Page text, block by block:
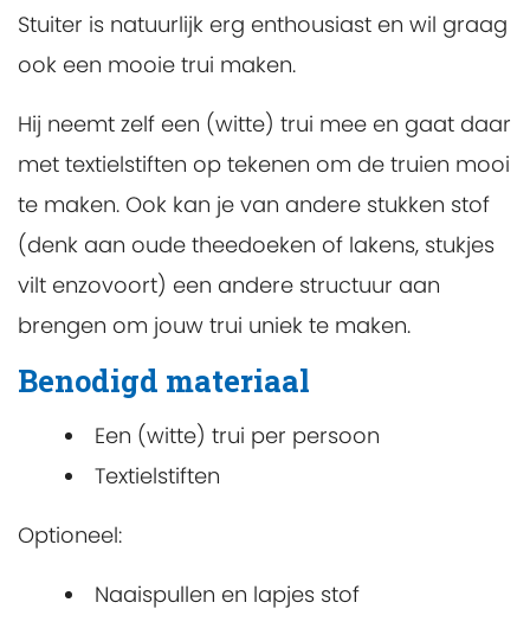
Stuiter is natuurlijk erg enthousiast en wil graag
ook een mooie trui maken.
Hij neemt zelf een (witte) trui mee en gaat daar
met textielstiften op tekenen om de truien mooi
te maken. Ook kan je van andere stukken stof
(denk aan oude theedoeken of lakens, stukjes
vilt enzovoort) een andere structuur aan
brengen om jouw trui uniek te maken.
Benodigd materiaal
Een (witte) trui per persoon
Textielstiften
Optioneel:
Naaispullen en lapjes stof